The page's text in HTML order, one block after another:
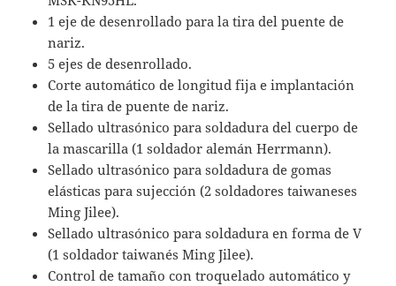
1 eje de desenrollado para la tira del puente de
nariz.
5 ejes de desenrollado.
Corte automático de longitud fija e implantación
de la tira de puente de nariz.
Sellado ultrasónico para soldadura del cuerpo de
la mascarilla (1 soldador alemán Herrmann).
Sellado ultrasónico para soldadura de gomas
elásticas para sujección (2 soldadores taiwaneses
Ming Jilee).
Sellado ultrasónico para soldadura en forma de V
(1 soldador taiwanés Ming Jilee).
Control de tamaño con troquelado automático y